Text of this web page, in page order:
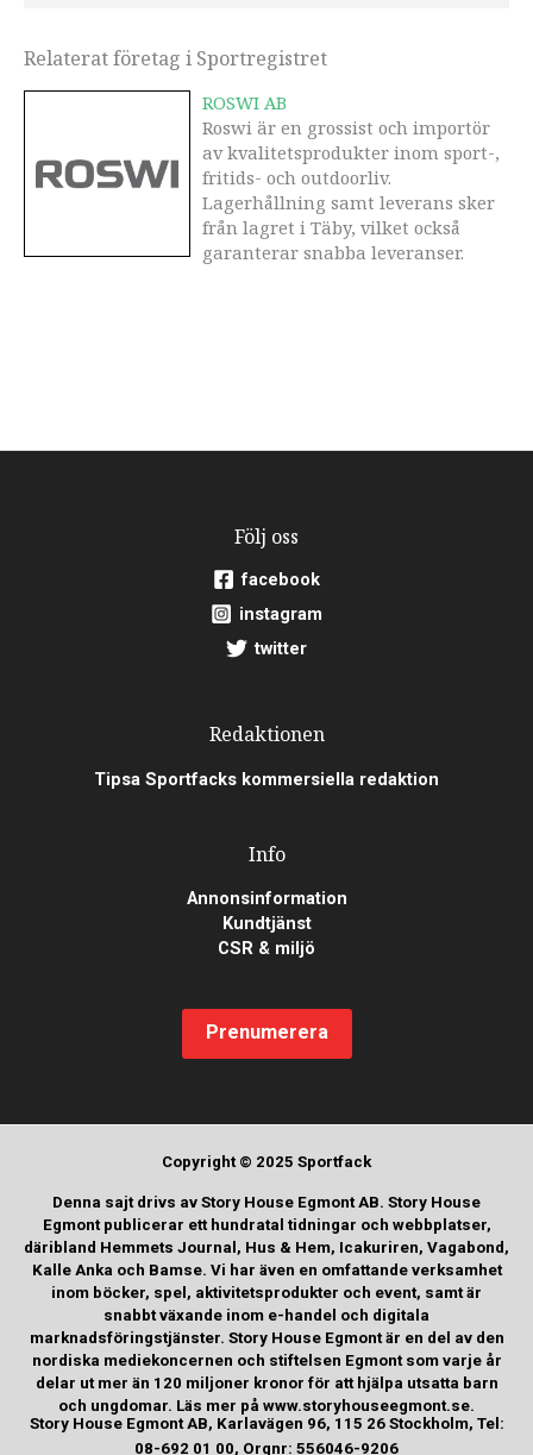
Relaterat företag i Sportregistret
ROSWI AB
Roswi är en grossist och importör
av kvalitetsprodukter inom sport-,
fritids- och outdoorliv.
Lagerhållning samt leverans sker
från lagret i Täby, vilket också
garanterar snabba leveranser.
Följ oss
facebook
instagram
twitter
Redaktionen
Tipsa Sportfacks kommersiella redaktion
Info
Annonsinformation
Kundtjänst
CSR & miljö
Prenumerera
Copyright © 2025 Sportfack
Denna sajt drivs av Story House Egmont AB. Story House
Egmont publicerar ett hundratal tidningar och webbplatser,
däribland Hemmets Journal, Hus & Hem, Icakuriren, Vagabond,
Kalle Anka och Bamse. Vi har även en omfattande verksamhet
inom böcker, spel, aktivitetsprodukter och event, samt är
snabbt växande inom e-handel och digitala
marknadsföringstjänster. Story House Egmont är en del av den
nordiska mediekoncernen och stiftelsen Egmont som varje år
delar ut mer än 120 miljoner kronor för att hjälpa utsatta barn
och ungdomar. Läs mer på www.storyhouseegmont.se.
Story House Egmont AB, Karlavägen 96, 115 26 Stockholm, Tel:
08-692 01 00, Orgnr: 556046-9206